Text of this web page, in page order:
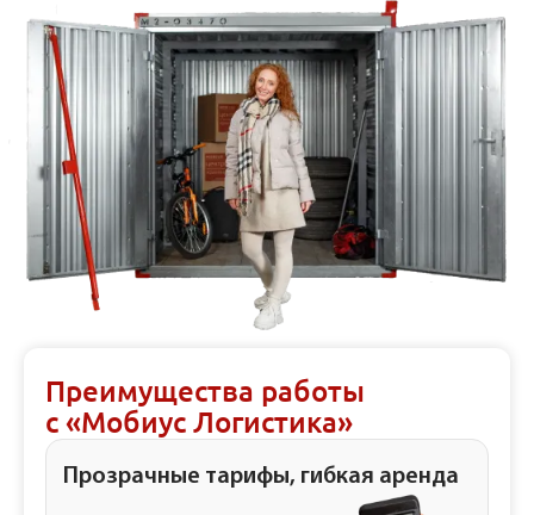
Преимущества работы
с «Мобиус Логистика»
Прозрачные тарифы, гибкая аренда